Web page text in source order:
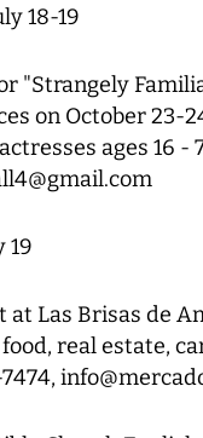
18-19
"Strangely
on October 23-
ages 16 -
19
at Las Brisas de
real estate,